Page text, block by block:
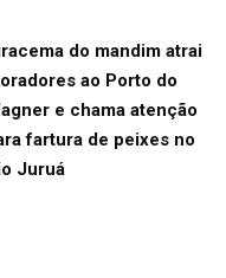
do mandim atrai
ao Porto do
e chama atenção
fartura de peixes no
Juruá